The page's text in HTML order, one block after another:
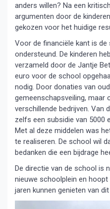
anders willen? Na een
argumenten door de
gekozen voor het huidige
Voor de financiële kant is de
ondersteund. De kinderen
verzameld door de Jantje
euro voor de school
nodig. Door donaties van
gemeenschapsveiling, maar
verschillende bedrijven. Van
zelfs een subsidie van 5000
Met al deze middelen was
te realiseren. De school wil
bedanken die een bijdrage
De directie van de school is
nieuwe schoolplein en
jaren kunnen genieten van